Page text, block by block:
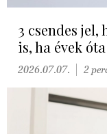
3 csendes
is, ha évek
2026.07.07. 2